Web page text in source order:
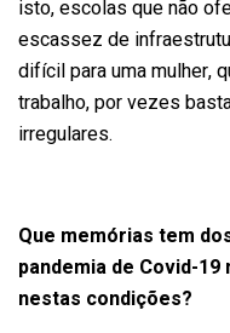
isto, escolas que não
escassez de
difícil para uma mulher,
trabalho, por vezes
irregulares.
Que memórias tem
pandemia de Covid-
nestas condições?